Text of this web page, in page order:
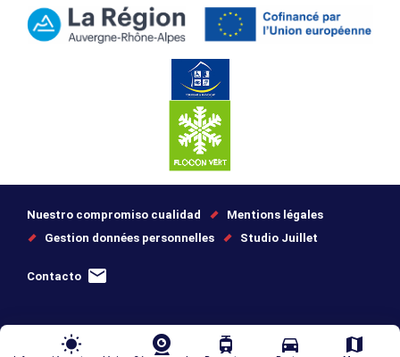
Nuestro compromiso cualidad
Mentions légales
Gestion données personnelles
Studio Juillet
Contacto
wb_sunny tram directions_car map